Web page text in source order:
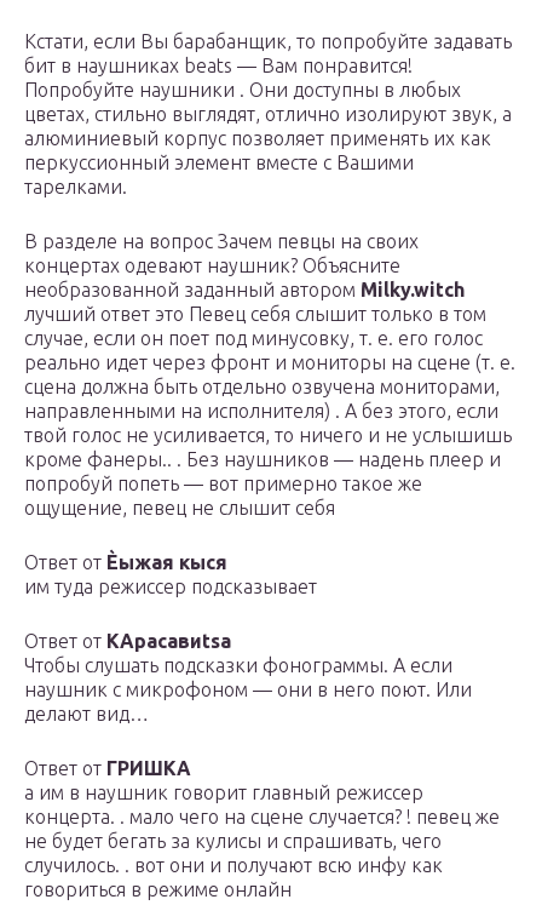
Кстати, если Вы барабанщик, то попробуйте задавать
бит в наушниках beats — Вам понравится!
Попробуйте наушники . Они доступны в любых
цветах, стильно выглядят, отлично изолируют звук, а
алюминиевый корпус позволяет применять их как
перкуссионный элемент вместе с Вашими
тарелками.
В разделе на вопрос Зачем певцы на своих
концертах одевают наушник? Объясните
необразованной заданный автором Milky.witch
лучший ответ это Певец себя слышит только в том
случае, если он поет под минусовку, т. е. его голос
реально идет через фронт и мониторы на сцене (т. е.
сцена должна быть отдельно озвучена мониторами,
направленными на исполнителя) . А без этого, если
твой голос не усиливается, то ничего и не услышишь
кроме фанеры.. . Без наушников — надень плеер и
попробуй попеть — вот примерно такое же
ощущение, певец не слышит себя
Ответ от Ѐыжая кыся
им туда режиссер подсказывает
Ответ от КАрасавиtsa
Чтобы слушать подсказки фонограммы. А если
наушник с микрофоном — они в него поют. Или
делают вид…
Ответ от ГРИШКА
а им в наушник говорит главный режиссер
концерта. . мало чего на сцене случается? ! певец же
не будет бегать за кулисы и спрашивать, чего
случилось. . вот они и получают всю инфу как
говориться в режиме онлайн